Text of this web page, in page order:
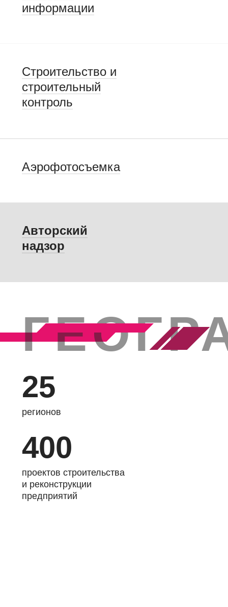
информации
Строительство и
строительный
контроль
Аэрофотосъемка
Авторский
надзор
25
регионов
400
проектов строительства
и реконструкции
предприятий